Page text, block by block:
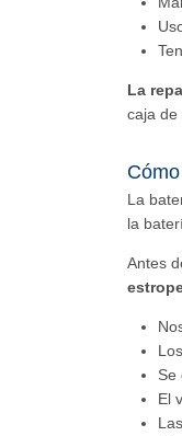
La
caja de
La
la
Antes
Se
El